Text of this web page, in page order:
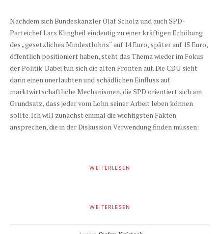
Nachdem sich Bundeskanzler Olaf Scholz und auch SPD-
Parteichef Lars Klingbeil eindeutig zu einer kräftigen Erhöhung
des „gesetzliches Mindestlohns“ auf 14 Euro, später auf 15 Euro,
öffentlich positioniert haben, steht das Thema wieder im Fokus
der Politik. Dabei tun sich die alten Fronten auf. Die CDU sieht
darin einen unerlaubten und schädlichen Einfluss auf
marktwirtschaftliche Mechanismen, die SPD orientiert sich am
Grundsatz, dass jeder vom Lohn seiner Arbeit leben können
sollte. Ich will zunächst einmal die wichtigsten Fakten
ansprechen, die in der Diskussion Verwendung finden müssen:
WEITERLESEN
WEITERLESEN